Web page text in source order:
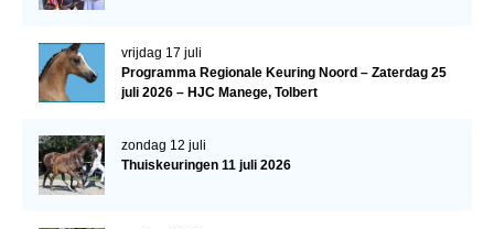
Fokprogramma's en registratie
Informatie veulen registratie
NRPS-Boegbeeld
vrijdag 17 juli
Programma Regionale Keuring Noord – Zaterdag 25
juli 2026 – HJC Manege, Tolbert
zondag 12 juli
Thuiskeuringen 11 juli 2026